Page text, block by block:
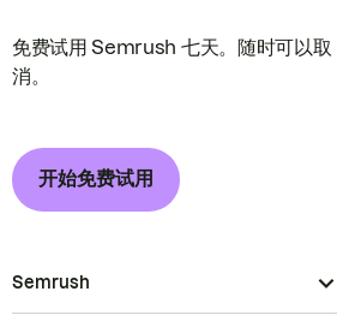
免费试用 Semrush 七天。随时可以取
消。
开始免费试用
Semrush